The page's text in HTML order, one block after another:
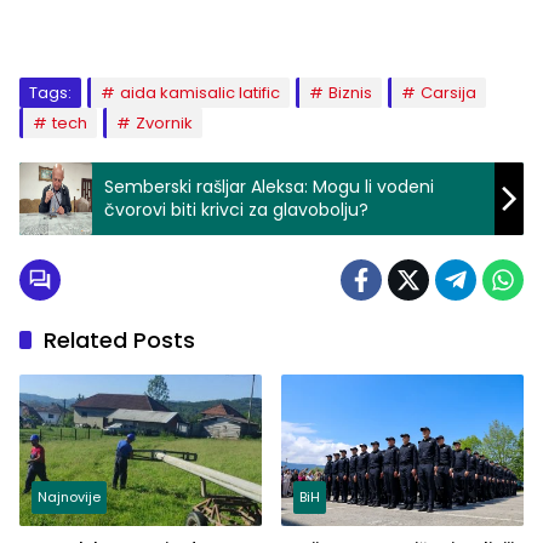
Tags: aida kamisalic latific Biznis
Carsija
tech
Zvornik
Semberski rašljar Aleksa: Mogu li vodeni
čvorovi biti krivci za glavobolju?
Related Posts
Najnovije BiH